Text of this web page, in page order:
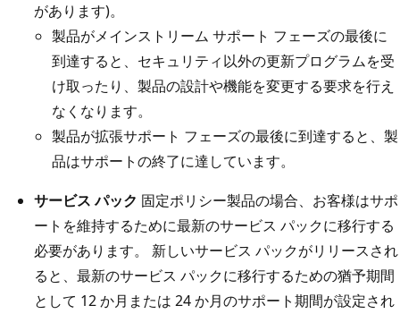
があります)。
製品がメインストリーム サポート フェーズの最後に
到達すると、セキュリティ以外の更新プログラムを受
け取ったり、製品の設計や機能を変更する要求を行え
なくなります。
製品が拡張サポート フェーズの最後に到達すると、製
品はサポートの終了に達しています。
サービス パック 固定ポリシー製品の場合、お客様はサポ
ートを維持するために最新のサービス パックに移行する
必要があります。 新しいサービス パックがリリースされ
ると、最新のサービス パックに移行するための猶予期間
として 12 か月または 24 か月のサポート期間が設定され